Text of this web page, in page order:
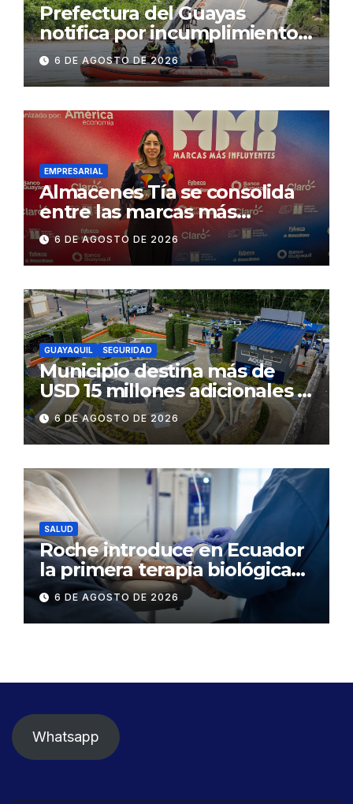
Prefectura del Guayas
notifica por incumplimiento
contractual a la
Concesionaria CONORTE y
exige celeridad en
desmontaje del puente
Gonzalo Icaza Cornejo, en
Daule
6 DE AGOSTO DE 2026
EMPRESARIAL
Almacenes Tía se consolida
entre las marcas más
influyentes del Ecuador
6 DE AGOSTO DE 2026
GUAYAQUIL SEGURIDAD
Municipio destina más de
USD 15 millones adicionales a
SEGURA EP para fortalecer la
seguridad ciudadana
6 DE AGOSTO DE 2026
SALUD
Roche introduce en Ecuador
la primera terapia biológica
de precisión capaz de
detener el daño renal por
nefritis lúpica
6 DE AGOSTO DE 2026
Whatsapp